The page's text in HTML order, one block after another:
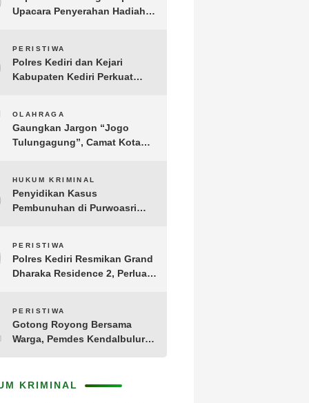
Upacara Penyerahan Hadiah
PERISTIWA
Polres Kediri dan Kejari
Kabupaten Kediri Perkuat
OLAHRAGA
Gaungkan Jargon “Jogo
Tulungagung”, Camat Kota
Tamanan
HUKUM KRIMINAL
Penyidikan Kasus
Pembunuhan di Purwoasri
Adegan
PERISTIWA
Polres Kediri Resmikan Grand
Dharaka Residence 2, Perluas
PERISTIWA
Gotong Royong Bersama
Warga, Pemdes Kendalbulur
KRIMINAL